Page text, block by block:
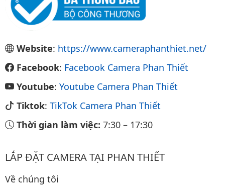
Website: https://www.cameraphanthiet.net/
Facebook: Facebook Camera Phan Thiết
Youtube: Youtube Camera Phan Thiết
Tiktok: TikTok Camera Phan Thiết
Thời gian làm việc: 7:30 – 17:30
LẮP ĐẶT CAMERA TẠI PHAN THIẾT
Về chúng tôi